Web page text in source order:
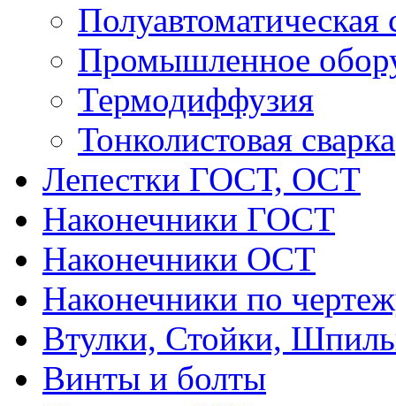
Полуавтоматическая
Промышленное
Термодиффузия
Тонколистовая сварка
Лепестки ГОСТ, ОСТ
Наконечники ГОСТ
Наконечники ОСТ
Наконечники по
Втулки, Стойки,
Винты и болты